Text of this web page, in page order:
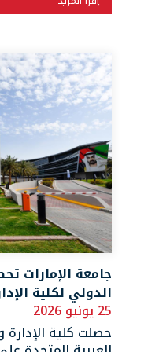
الدولي لكلية
25 يونيو 2026
حصلت كلية الإدارة